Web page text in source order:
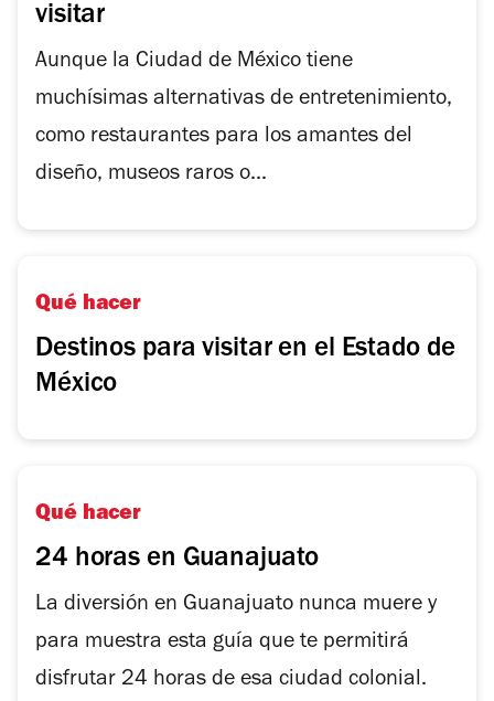
visitar
Aunque la Ciudad de México tiene
muchísimas alternativas de entretenimiento,
como restaurantes para los amantes del
diseño, museos raros o...
Qué hacer
Destinos para visitar en el Estado de
México
Qué hacer
24 horas en Guanajuato
La diversión en Guanajuato nunca muere y
para muestra esta guía que te permitirá
disfrutar 24 horas de esa ciudad colonial.